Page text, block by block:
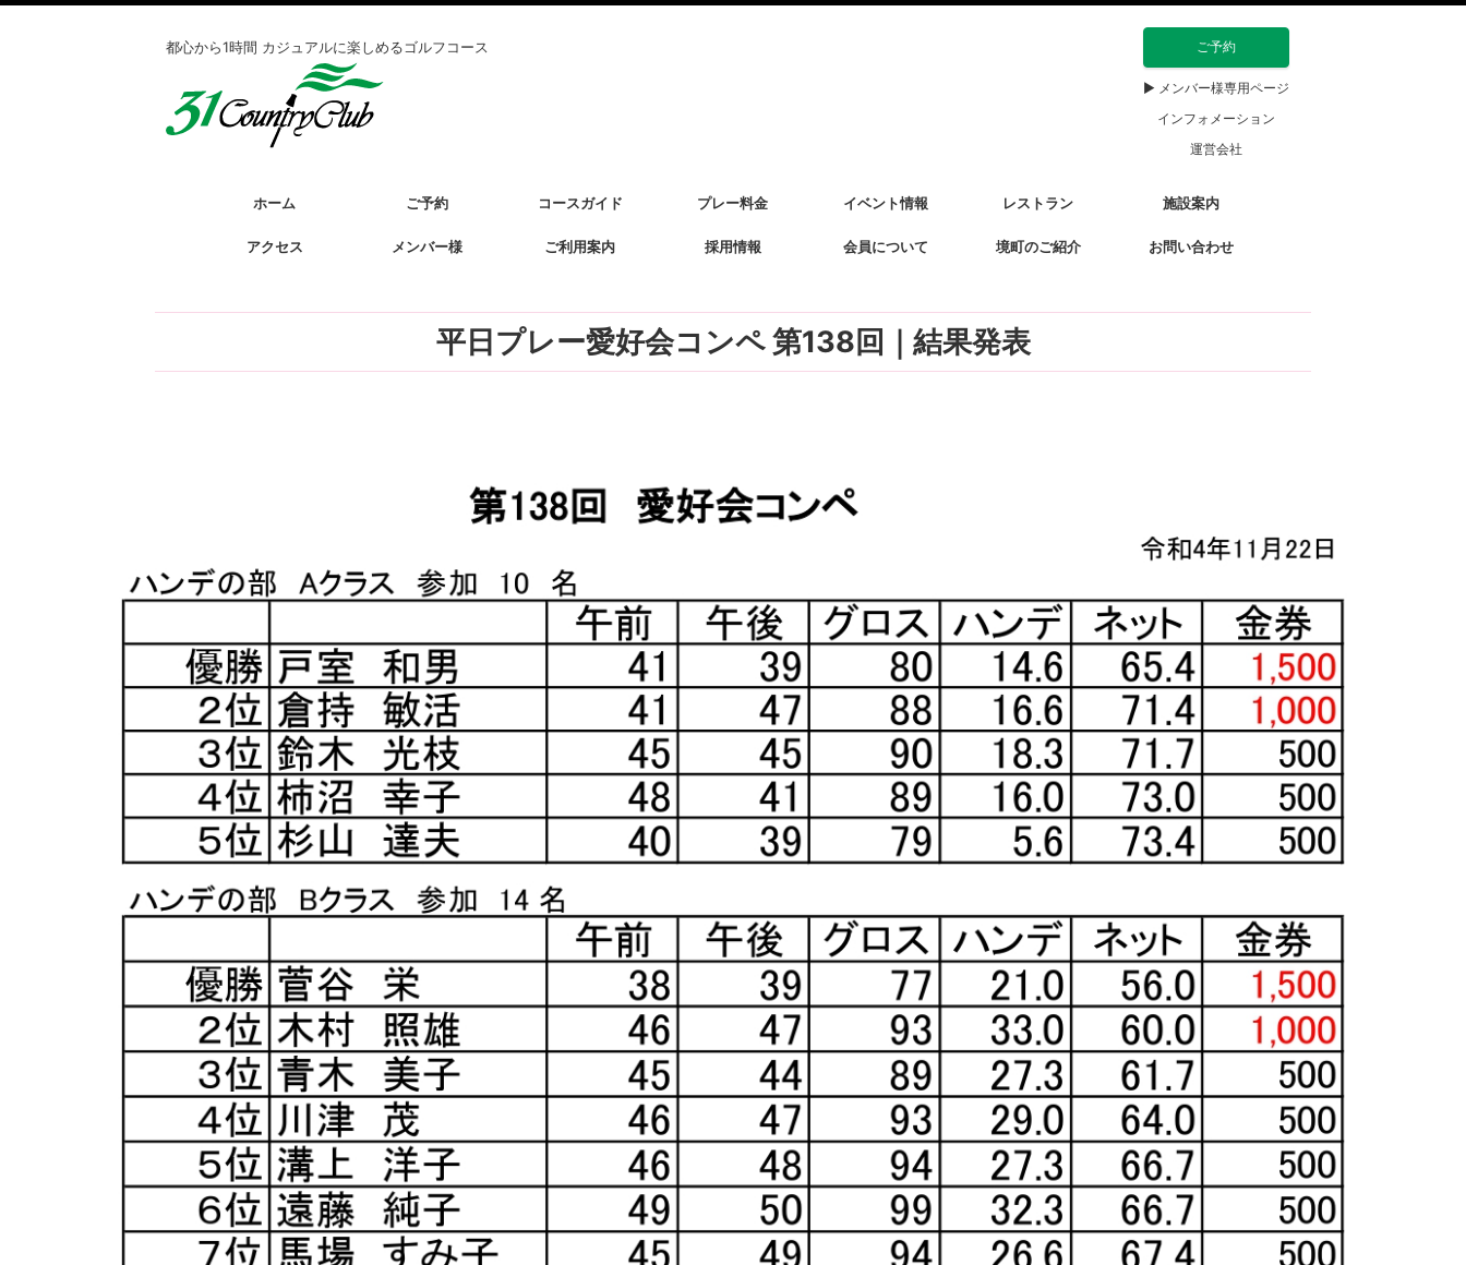
都心から1時間 カジュアルに楽しめるゴルフコース ご予約
▶ メンバー様専用ページ
インフォメーション
運営会社
ホーム ご予約 コースガイド プレー料金 イベント情報 レストラン 施設案内
アクセス メンバー様 ご利用案内 採用情報 会員について 境町のご紹介 お問い合わせ
平日プレー愛好会コンペ 第138回｜結果発表